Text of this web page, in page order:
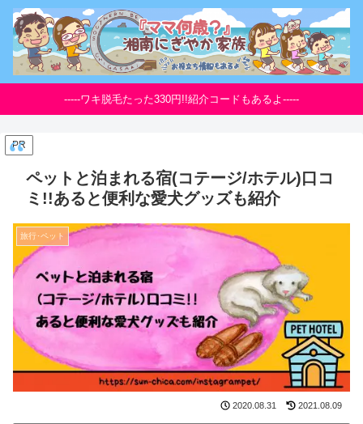
-----ワキ脱毛たった330円!!紹介コードもあるよ-----
PR
ペットと泊まれる宿(コテージ/ホテル)口コ
ミ!!あると便利な愛犬グッズも紹介
旅行･ペット
2020.08.31 2021.08.09